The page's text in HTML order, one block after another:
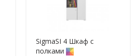
SigmaSI 4 Шкаф с
полками